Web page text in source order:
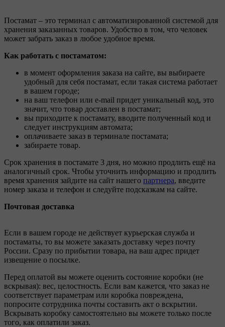
Постамат – это терминал с автоматизированной системой для
хранения заказанных товаров. Удобство в том, что человек
может забрать заказ в любое удобное время.
Как работать с постаматом:
в момент оформления заказа на сайте, вы выбираете
удобный для себя постамат, если такая система работает
в вашем городе;
на ваш телефон или e-mail придет уникальный код, это
значит, что товар доставлен в постамат;
вы приходите к постамату, вводите полученный код и
следует инструкциям автомата;
оплачиваете заказ в терминале постамата;
забираете товар.
Срок хранения в постамате 3 дня, но можно продлить ещё на
аналогичный срок. Чтобы уточнить информацию и продлить
время хранения зайдите на сайт нашего партнера, введите
номер заказа и телефон и следуйте подсказкам на сайте.
Почтовая доставка
Если в вашем городе не действует курьерская служба и
постаматы, то вы можете заказать доставку через почту
России. Сразу по прибытии товара, на ваш адрес придет
извещение о посылке.
Перед оплатой вы можете оценить состояние коробки (не
вскрывая): вес, целостность. Если вам кажется, что заказ не
соответствует параметрам или коробка повреждена,
попросите сотрудника почты составить акт о вскрытии.
Вскрывать коробку самостоятельно вы можете только после
того, как оплатили заказ.